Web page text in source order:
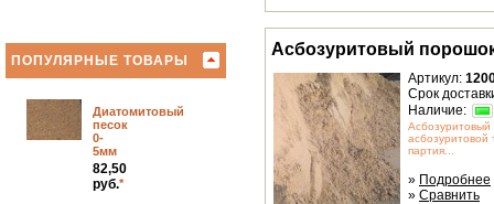
ПОПУЛЯРНЫЕ ТОВАРЫ
Диатомитовый
песок
0-
5мм
82,50
руб.*
Асбозуритовый
Артикул:
Срок
Наличие:
Асбозуритовый
партия...
» Подробнее
» Сравнить